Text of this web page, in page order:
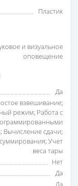
Пластик
и визуальное
оповещение
Да
взвешивание;
режим; Работа с
Вычисление сдачи;
Учет
веса тары
Нет
Да
Да